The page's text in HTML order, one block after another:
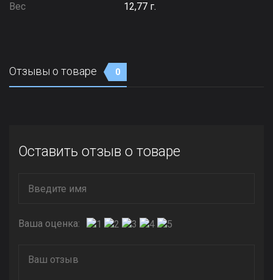
Вес
12,77 г.
Отзывы о товаре 0
Оставить отзыв о товаре
Ваша оценка: